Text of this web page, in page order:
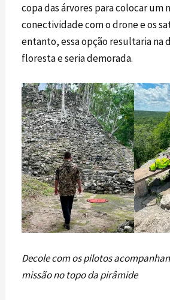
copa das árvores para colocar um
conectividade com o drone e os
entanto, essa opção resultaria na
floresta e seria demorada.
Decole com os pilotos
missão no topo da pirâmide